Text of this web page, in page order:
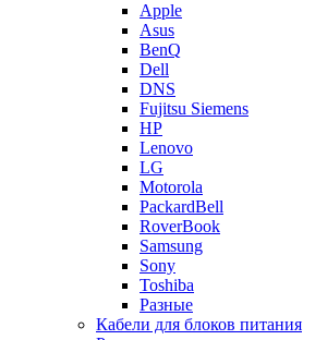
Apple
Asus
BenQ
Dell
DNS
Fujitsu Siemens
HP
Lenovo
LG
Motorola
PackardBell
RoverBook
Samsung
Sony
Toshiba
Разные
Кабели для блоков питания